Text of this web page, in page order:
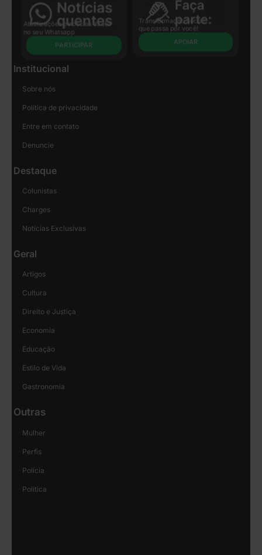
Atualizações e notícias direto
no seu Whatsapp
PARTICIPAR
Transformação Social
que passa por você!
APOIAR
Institucional
Sobre nós
Política de privacidade
Entre em contato
Denuncie
Destaque
Colunistas
Charges
Notícias Exclusivas
Geral
Artigos
Cultura
Direito e Justiça
Economia
Educação
Estilo de Vida
Gastronomia
Outras
Mulher
Perfis
Polícia
Política